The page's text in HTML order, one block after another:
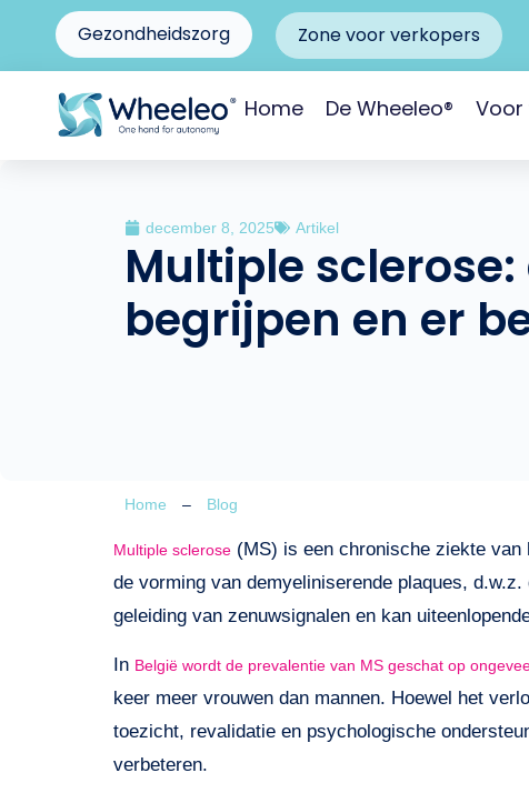
Gezondheidszorg Zone voor verkopers
Home De Wheeleo® Voor
december 8, 2025 Artikel
Multiple sclerose:
begrijpen en er
Home – Blog
Multiple sclerose (MS) is een chronische ziekte
de vorming van demyeliniserende plaques,
geleiding van zenuwsignalen en kan
In België wordt de prevalentie van MS geschat op
keer meer vrouwen dan mannen. Hoewel het
toezicht, revalidatie en psychologische
verbeteren.